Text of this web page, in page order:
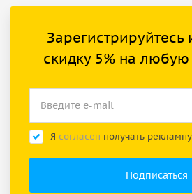
Зарегистрируйтесь
скидку 5% на
Я согласен получать